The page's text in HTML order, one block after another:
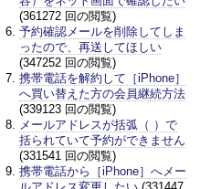
(361272 回の閲覧)
予約確認メールを削除してしま
ったので、再送してほしい
(347252 回の閲覧)
携帯電話を解約して［iPhone］
へ買い替えた方の会員継続方法
(339123 回の閲覧)
メールアドレスが括弧（ ）で
括られていて予約ができません
(331541 回の閲覧)
携帯電話から［iPhone］へメー